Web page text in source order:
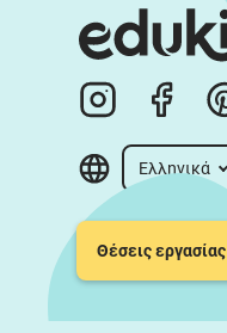
ΧΡΩΜΑΤΑ, ΓΩΝΙΕΣ,
ΚΑΝΟΝΕΣ,
ΠΑΡΟΥΣΙΟΛΟΓΙΟ,
ΓΕΝΕΘΛΙΑ, ΑΦΙΣΑ +
ΠΑΙΧΝΙΔΙ
Ελληνικά
Θέσεις εργασίας